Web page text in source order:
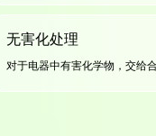
无害化处理
对于电器中有害化学物，交给